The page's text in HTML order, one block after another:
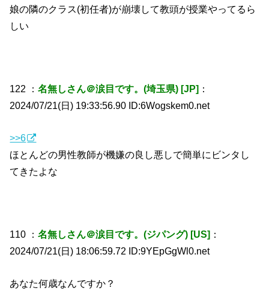
娘の隣のクラス(初任者)が崩壊して教頭が授業やってるら
しい
122 ：名無しさん＠涙目です。(埼玉県) [JP] ：
2024/07/21(日) 19:33:56.90 ID:6Wogskem0.net
>>6
ほとんどの男性教師が機嫌の良し悪しで簡単にビンタし
てきたよな
110 ：名無しさん＠涙目です。(ジパング) [US] ：
2024/07/21(日) 18:06:59.72 ID:9YEpGgWl0.net
あなた何歳なんですか？